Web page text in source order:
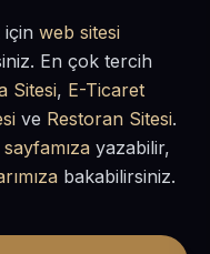
web sitesi
En çok tercih
Sitesi, E-Ticaret
ve Restoran Sitesi.
yazabilir,
bakabilirsiniz.